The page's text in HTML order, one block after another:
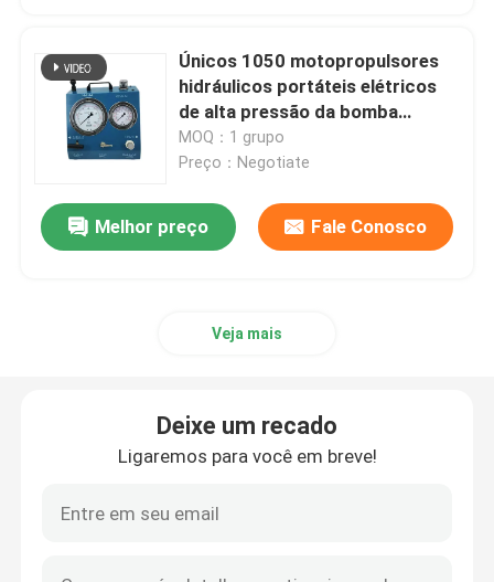
Bomba pneumática hidráulica
Bomba elétrica hidráulica
Dispositivo do teste da válvula do combustível
chaves de torque hidráulicas
Únicos 1050 motopropulsores
hidráulicos portáteis elétricos
de alta pressão da bomba
hidráulica da barra
MOQ：1 grupo
Preço：Negotiate
Melhor preço Fale Conosco
Veja mais
Deixe um recado
Ligaremos para você em breve!